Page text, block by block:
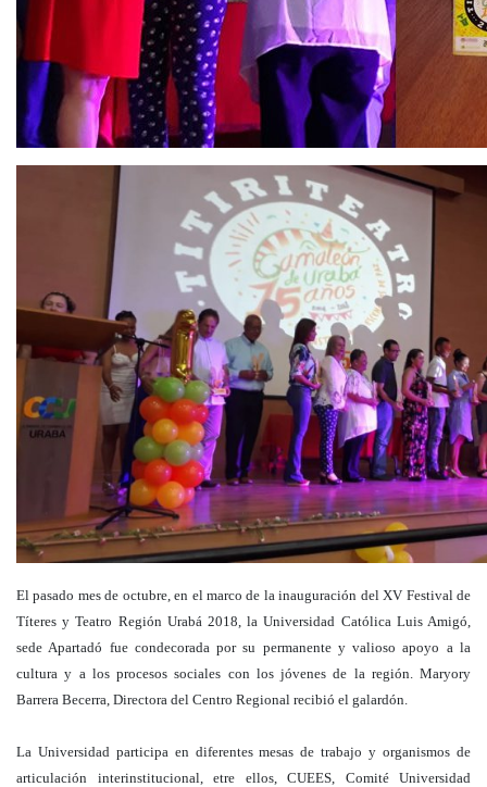
El pasado mes de octubre, en el marco de la inauguración del XV Festival de
Títeres y Teatro Región Urabá 2018, la Universidad Católica Luis Amigó,
sede Apartadó fue condecorada por su permanente y valioso apoyo a la
cultura y a los procesos sociales con los jóvenes de la región. Maryory
Barrera Becerra, Directora del Centro Regional recibió el galardón.
La Universidad participa en diferentes mesas de trabajo y organismos de
articulación interinstitucional, etre ellos, CUEES, Comité Universidad